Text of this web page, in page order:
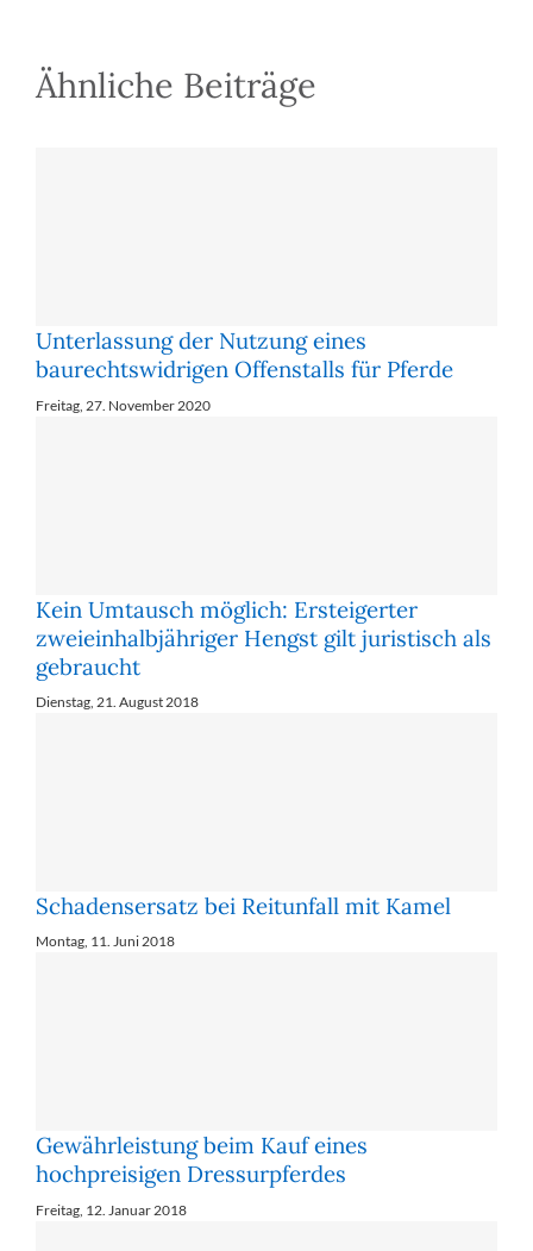
Offenstall
Ähnliche Beiträge
Unterlassung der Nutzung eines
baurechtswidrigen Offenstalls für Pferde
Freitag, 27. November 2020
Kein Umtausch möglich: Ersteigerter
zweieinhalbjähriger Hengst gilt juristisch als
gebraucht
Dienstag, 21. August 2018
Schadensersatz bei Reitunfall mit Kamel
Montag, 11. Juni 2018
Gewährleistung beim Kauf eines
hochpreisigen Dressurpferdes
Freitag, 12. Januar 2018